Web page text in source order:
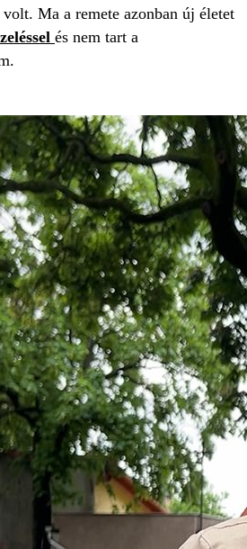
Ma a remete azonban új életet
és nem tart a